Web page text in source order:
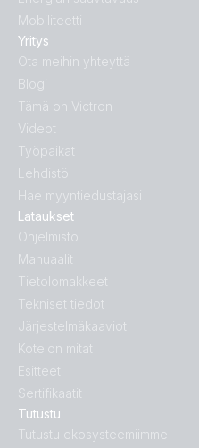
Tutustu
Tutustu ekosysteemiimme
Lataukset
Ohjelmisto
Manuaalit
Tietolomakkeet
Tekniset tiedot
Järjestelmäkaaviot
Kotelon mitat
Esitteet
Sertifikaatit
Mobiliteetti
Yritys
Ota meihin yhteyttä
Blogi
Tämä on Victron
Videot
Työpaikat
Lehdistö
Hae myyntiedustajasi